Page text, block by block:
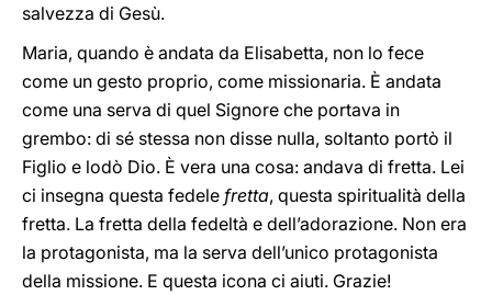
salvezza di Gesù.
Maria, quando è andata da Elisabetta, non lo fece
come un gesto proprio, come missionaria. È andata
come una serva di quel Signore che portava in
grembo: di sé stessa non disse nulla, soltanto portò il
Figlio e lodò Dio. È vera una cosa: andava di fretta. Lei
ci insegna questa fedele fretta, questa spiritualità della
fretta. La fretta della fedeltà e dell’adorazione. Non era
la protagonista, ma la serva dell’unico protagonista
della missione. E questa icona ci aiuti. Grazie!